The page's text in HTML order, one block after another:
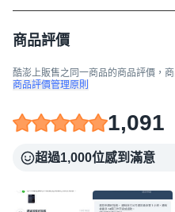
商品評價
酷澎上販售之同一商品的商品評價，
商品評價管理原則
1,091
超過1,000位感到滿意